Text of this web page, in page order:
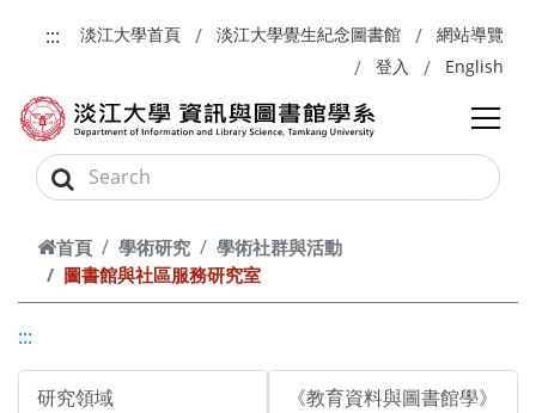
:::
淡江大學首頁 淡江大學覺生紀念圖書館
網站導覽
登入
English
首頁 學術研究
學術社群與活動
圖書館與社區服務研究室
:::
研究領域 《教育資料與圖書館學》